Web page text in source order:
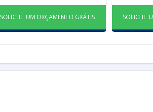
SOLICITE UM ORÇAMENTO GRÁTIS SOLICITE